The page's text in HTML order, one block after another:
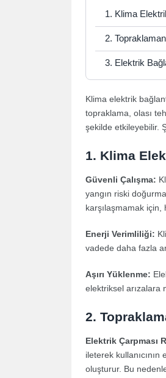
1. Klima
2.
3. Elektrik
Klima elektrik
topraklama, olası
şekilde etkileyebilir.
1. Klima
Güvenli Çalışma:
yangın riski
karşılaşmamak için,
Enerji Verimliliği:
vadede daha fazla
Aşırı Yüklenme:
elektriksel arızalara
2.
Elektrik Çarpması
ileterek
oluşturur. Bu